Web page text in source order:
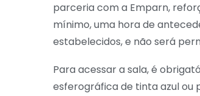
parceria com a Emparn,
mínimo, uma hora de
estabelecidos, e não será
Para acessar a sala, é
esferográfica de tinta azul